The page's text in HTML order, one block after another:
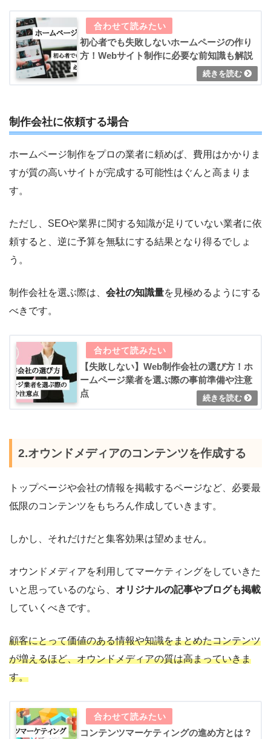
初心者でも失敗しないホームページの作り
方！Webサイト制作に必要な前知識も解説
制作会社に依頼する場合
ホームページ制作をプロの業者に頼めば、費用はかかりま
すが質の高いサイトが完成する可能性はぐんと高まりま
す。
ただし、SEOや業界に関する知識が足りていない業者に依
頼すると、逆に予算を無駄にする結果となり得るでしょ
う。
制作会社を選ぶ際は、 会社の知識量を見極めるようにする
べきです。
【失敗しない】Web制作会社の選び方！ホ
ームページ業者を選ぶ際の事前準備や注意
点
2.オウンドメディアのコンテンツを作成する
トップページや会社の情報を掲載するページなど、必要最
低限のコンテンツをもちろん作成していきます。
しかし、それだけだと集客効果は望めません。
オウンドメディアを利用してマーケティングをしていきた
いと思っているのなら、 オリジナルの記事やブログも掲載
していくべきです。
顧客にとって価値のある情報や知識をまとめたコンテンツ
が増えるほど、オウンドメディアの質は高まっていきま
す。
コンテンツマーケティングの進め方とは？